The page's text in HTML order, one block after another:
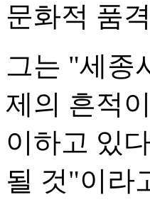
문화적 품
그는 "세종
제의 흔적
이하고 있
될 것"이라